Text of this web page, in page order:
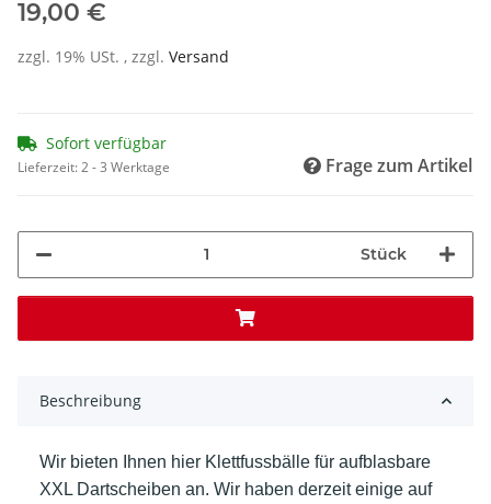
19,00 €
zzgl. 19% USt. , zzgl. Versand
Sofort verfügbar
Lieferzeit:2 - 3 Werktage Frage zum Artikel
Stück
Beschreibung
Wir bieten Ihnen hier Klettfussbälle für aufblasbare
XXL Dartscheiben an. Wir haben derzeit einige auf